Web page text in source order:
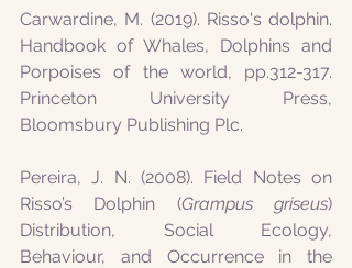
Carwardine, M. (2019). Risso's dolphin.
Handbook of Whales, Dolphins and
Porpoises of the world, pp.312-317.
Princeton University Press,
Bloomsbury Publishing Plc.
Pereira, J. N. (2008). Field Notes on
Risso’s Dolphin (Grampus griseus)
Distribution, Social Ecology,
Behaviour, and Occurrence in the